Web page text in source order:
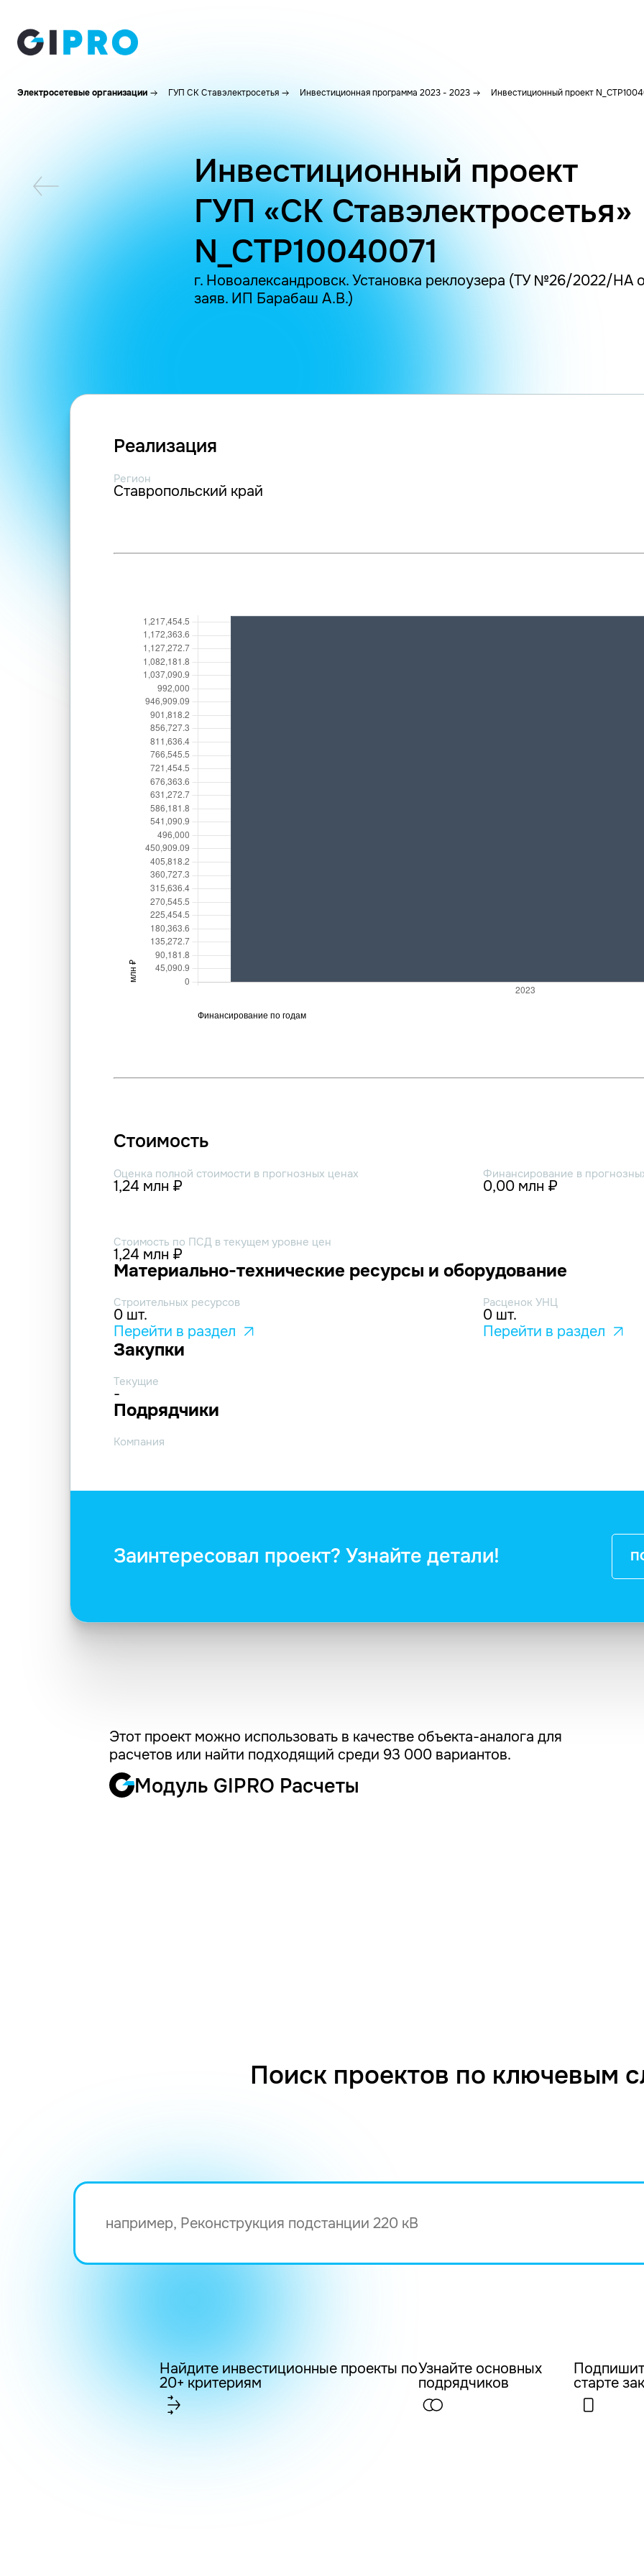
Электросетевые организации ГУП СК Ставэлектросетья Инвестиционная программа 2023 - 2023 Инвестиционный проект
Инвестиционный проект
ГУП «СК Ставэлектросетья»
N_CTP10040071
г. Новоалександровск. Установка реклоузера (ТУ №26/2022/НА
заяв. ИП Барабаш А.В.)
Реализация
Регион
Ставропольский край
Стоимость
Оценка полной стоимости в прогнозных ценах
1,24 млн ₽
Финансирование в
0,00 млн ₽
Стоимость по ПСД в текущем уровне цен
1,24 млн ₽
Материально-технические ресурсы и оборудование
Строительных ресурсов
0 шт.
Перейти в раздел
Расценок УНЦ
0 шт.
Перейти в раздел
Закупки
Текущие
-
Подрядчики
Компания
Заинтересовал проект? Узнайте детали!
Этот проект можно использовать в качестве объекта-аналога для
расчетов или найти подходящий среди 93 000 вариантов.
Модуль GIPRO Расчеты
Поиск проектов по ключевым
Найдите инвестиционные проекты по
20+ критериям
Узнайте основных
подрядчиков
старте